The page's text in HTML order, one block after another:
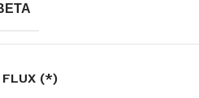
FLUX (*)